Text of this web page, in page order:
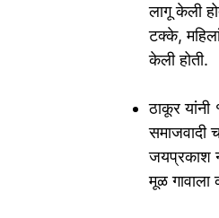
लागू केली
टक्के,
केली होती.
ठाकूर यांनी
समाजवादी
जयप्रकाश
मूळ गावाला